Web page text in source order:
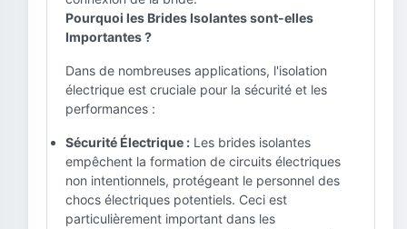
Pourquoi les Brides Isolantes sont-elles
Importantes ?
Dans de nombreuses applications, l'isolation
électrique est cruciale pour la sécurité et les
performances :
Sécurité Électrique : Les brides isolantes
empêchent la formation de circuits électriques
non intentionnels, protégeant le personnel des
chocs électriques potentiels. Ceci est
particulièrement important dans les